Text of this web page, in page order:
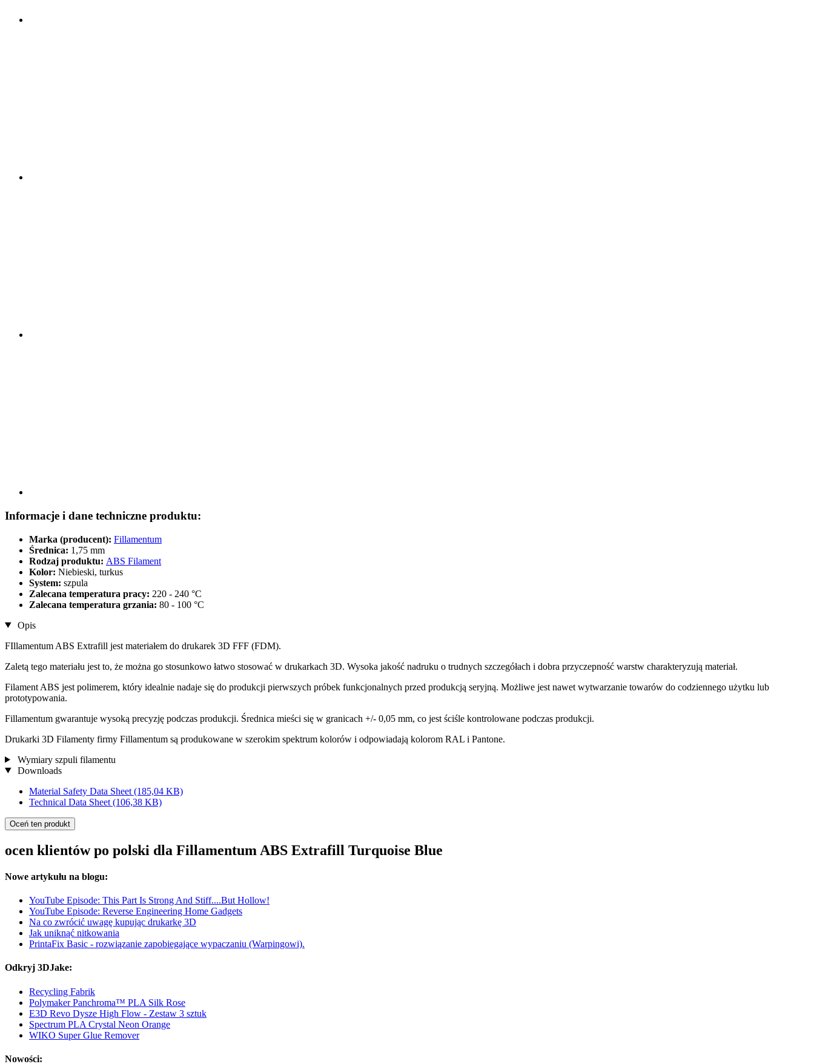
Informacje i dane techniczne produktu:
Marka (producent): Fillamentum
Średnica: 1,75 mm
Rodzaj produktu: ABS Filament
Kolor: Niebieski, turkus
System: szpula
Zalecana temperatura pracy: 220 - 240 °C
Zalecana temperatura grzania: 80 - 100 °C
Opis
FIllamentum ABS Extrafill jest materiałem do drukarek 3D FFF (FDM).
Zaletą tego materiału jest to, że można go stosunkowo łatwo stosować w drukarkach 3D. Wysoka jakość nadruku o trudnych szczegółach i dobra przyczepność warstw charakteryzują materiał.
Filament ABS jest polimerem, który idealnie nadaje się do produkcji pierwszych próbek funkcjonalnych przed produkcją seryjną. Możliwe jest nawet wytwarzanie towarów do codziennego użytku lub
prototypowania.
Fillamentum gwarantuje wysoką precyzję podczas produkcji. Średnica mieści się w granicach +/- 0,05 mm, co jest ściśle kontrolowane podczas produkcji.
Drukarki 3D Filamenty firmy Fillamentum są produkowane w szerokim spektrum kolorów i odpowiadają kolorom RAL i Pantone.
Wymiary szpuli filamentu
Downloads
Material Safety Data Sheet (185,04 KB)
Technical Data Sheet (106,38 KB)
Oceń ten produkt
ocen klientów po polski dla Fillamentum ABS Extrafill Turquoise Blue
Nowe artykułu na blogu:
YouTube Episode: This Part Is Strong And Stiff....But Hollow!
YouTube Episode: Reverse Engineering Home Gadgets
Na co zwrócić uwagę kupując drukarkę 3D
Jak uniknąć nitkowania
PrintaFix Basic - rozwiązanie zapobiegające wypaczaniu (Warpingowi).
Odkryj 3DJake:
Recycling Fabrik
Polymaker Panchroma™ PLA Silk Rose
E3D Revo Dysze High Flow - Zestaw 3 sztuk
Spectrum PLA Crystal Neon Orange
WIKO Super Glue Remover
Nowości: